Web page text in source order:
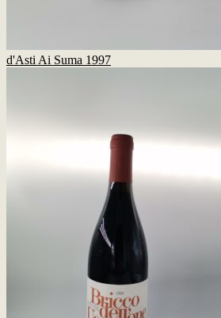
d'Asti Ai Suma 1997